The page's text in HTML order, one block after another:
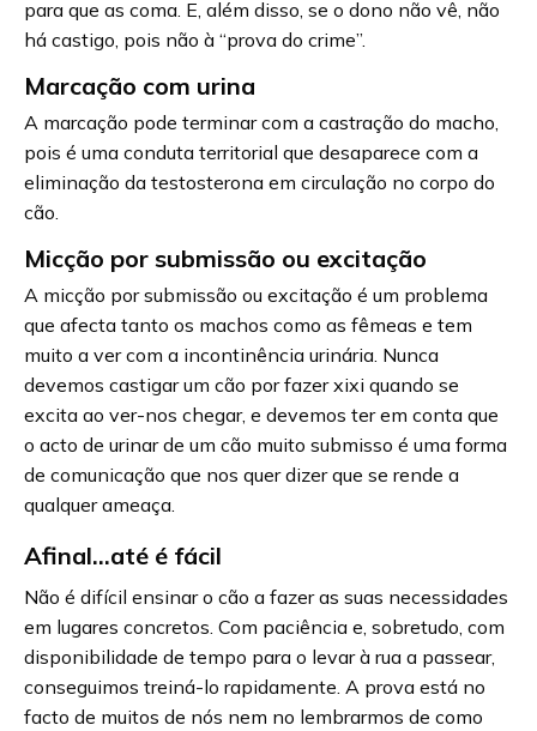
para que as coma. E, além disso, se o dono não vê, não
há castigo, pois não à “prova do crime”.
Marcação com urina
A marcação pode terminar com a castração do macho,
pois é uma conduta territorial que desaparece com a
eliminação da testosterona em circulação no corpo do
cão.
Micção por submissão ou excitação
A micção por submissão ou excitação é um problema
que afecta tanto os machos como as fêmeas e tem
muito a ver com a incontinência urinária. Nunca
devemos castigar um cão por fazer xixi quando se
excita ao ver-nos chegar, e devemos ter em conta que
o acto de urinar de um cão muito submisso é uma forma
de comunicação que nos quer dizer que se rende a
qualquer ameaça.
Afinal…até é fácil
Não é difícil ensinar o cão a fazer as suas necessidades
em lugares concretos. Com paciência e, sobretudo, com
disponibilidade de tempo para o levar à rua a passear,
conseguimos treiná-lo rapidamente. A prova está no
facto de muitos de nós nem no lembrarmos de como